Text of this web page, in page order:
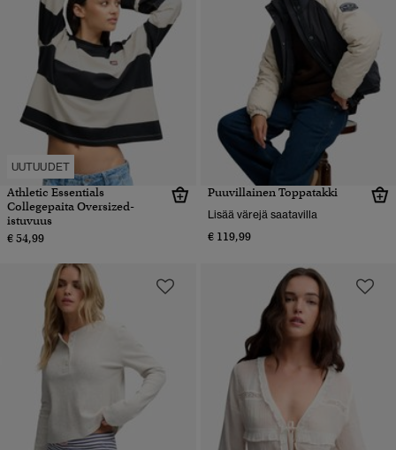
UUTUUDET
Athletic Essentials
Collegepaita Oversized-
istuvuus
€ 54,99
Puuvillainen Toppatakki
Lisää värejä saatavilla
€ 119,99